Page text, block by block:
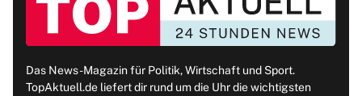
Das News-Magazin für Politik, Wirtschaft und Sport.
TopAktuell.de liefert dir rund um die Uhr die wichtigsten